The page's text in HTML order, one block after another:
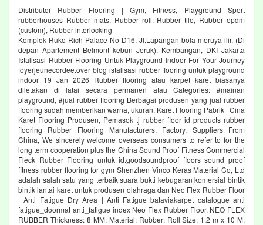
Distributor Rubber Flooring | Gym, Fitness, Playground Sport
rubberhouses Rubber mats, Rubber roll, Rubber tile, Rubber epdm
(custom), Rubber interlocking
Komplek Ruko Rich Palace No D16, Jl.Lapangan bola meruya ilir, (Di
depan Apartement Belmont kebun Jeruk), Kembangan, DKI Jakarta
Istalisasi Rubber Flooring Untuk Playground Indoor For Your Journey
foyerjeunecordee.over blog istalisasi rubber flooring untuk playground
indoor 19 Jan 2026 Rubber flooring atau karpet karet biasanya
diletakan di latai secara permanen atau Categories: #mainan
playground, #jual rubber flooring Berbagai produsen yang jual rubber
flooring sudah memberikan warna, ukuran, Karet Flooring Pabrik | Cina
Karet Flooring Produsen, Pemasok tj rubber floor id products rubber
flooring Rubber Flooring Manufacturers, Factory, Suppliers From
China, We sincerely welcome overseas consumers to refer to for the
long term cooperation plus the China Sound Proof Fitness Commercial
Fleck Rubber Flooring untuk id.goodsoundproof floors sound proof
fitness rubber flooring for gym Shenzhen Vinco Keras Material Co, Ltd
adalah salah satu yang terbaik suara bukti kebugaran komersial bintik
bintik lantai karet untuk produsen olahraga dan Neo Flex Rubber Floor
| Anti Fatigue Dry Area | Anti Fatigue bataviakarpet catalogue anti
fatigue_doormat anti_fatigue index Neo Flex Rubber Floor. NEO FLEX
RUBBER Thickness: 8 MM; Material: Rubber; Roll Size: 1,2 m x 10 M,